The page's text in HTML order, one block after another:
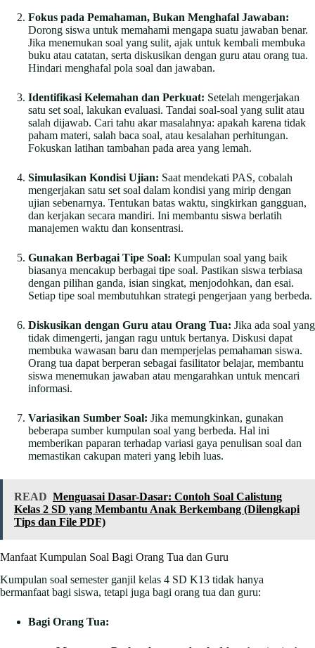
Fokus pada Pemahaman, Bukan Menghafal Jawaban:
Dorong siswa untuk memahami mengapa suatu jawaban benar.
Jika menemukan soal yang sulit, ajak untuk kembali membuka
buku atau catatan, serta diskusikan dengan guru atau orang tua.
Hindari menghafal pola soal dan jawaban.
Identifikasi Kelemahan dan Perkuat: Setelah mengerjakan
satu set soal, lakukan evaluasi. Tandai soal-soal yang sulit atau
salah dijawab. Cari tahu akar masalahnya: apakah karena tidak
paham materi, salah baca soal, atau kesalahan perhitungan.
Fokuskan latihan tambahan pada area yang lemah.
Simulasikan Kondisi Ujian: Saat mendekati PAS, cobalah
mengerjakan satu set soal dalam kondisi yang mirip dengan
ujian sebenarnya. Tentukan batas waktu, singkirkan gangguan,
dan kerjakan secara mandiri. Ini membantu siswa berlatih
manajemen waktu dan konsentrasi.
Gunakan Berbagai Tipe Soal: Kumpulan soal yang baik
biasanya mencakup berbagai tipe soal. Pastikan siswa terbiasa
dengan pilihan ganda, isian singkat, menjodohkan, dan esai.
Setiap tipe soal membutuhkan strategi pengerjaan yang berbeda.
Diskusikan dengan Guru atau Orang Tua: Jika ada soal yang
tidak dimengerti, jangan ragu untuk bertanya. Diskusi dapat
membuka wawasan baru dan memperjelas pemahaman siswa.
Orang tua dapat berperan sebagai fasilitator belajar, membantu
siswa menemukan jawaban atau mengarahkan untuk mencari
informasi.
Variasikan Sumber Soal: Jika memungkinkan, gunakan
beberapa sumber kumpulan soal yang berbeda. Hal ini
memberikan paparan terhadap variasi gaya penulisan soal dan
memastikan cakupan materi yang lebih luas.
READ Menguasai Dasar-Dasar: Contoh Soal Calistung
Kelas 2 SD yang Membantu Anak Berkembang (Dilengkapi
Tips dan File PDF)
Manfaat Kumpulan Soal Bagi Orang Tua dan Guru
Kumpulan soal semester ganjil kelas 4 SD K13 tidak hanya
bermanfaat bagi siswa, tetapi juga bagi orang tua dan guru:
Bagi Orang Tua: